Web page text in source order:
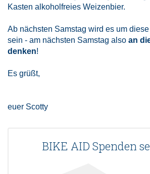
Kasten alkoholfreies Weizenbier.
Ab nächsten Samstag wird es um
sein - am nächsten Samstag also an
denken!
Es grüßt,
euer Scotty
BIKE AID Spenden